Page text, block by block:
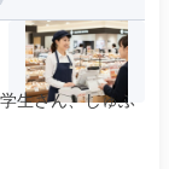
生さん、しゅふ